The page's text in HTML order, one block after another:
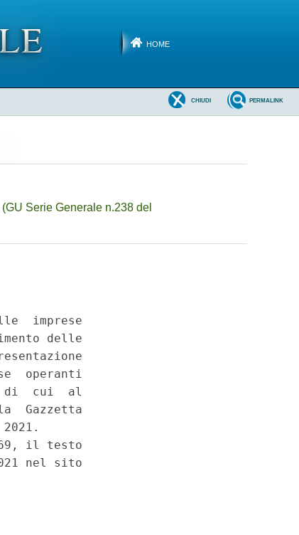
HOME
PERMALINK
CHIUDI
(GU Serie Generale n.238 del